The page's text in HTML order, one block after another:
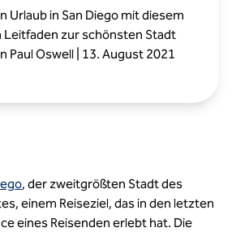
Urlaub in San Diego mit diesem
Leitfaden zur schönsten Stadt
Paul Oswell | 13. August 2021
, der zweitgrößten Stadt des
einem Reiseziel, das in den letzten
eines Reisenden erlebt hat. Die